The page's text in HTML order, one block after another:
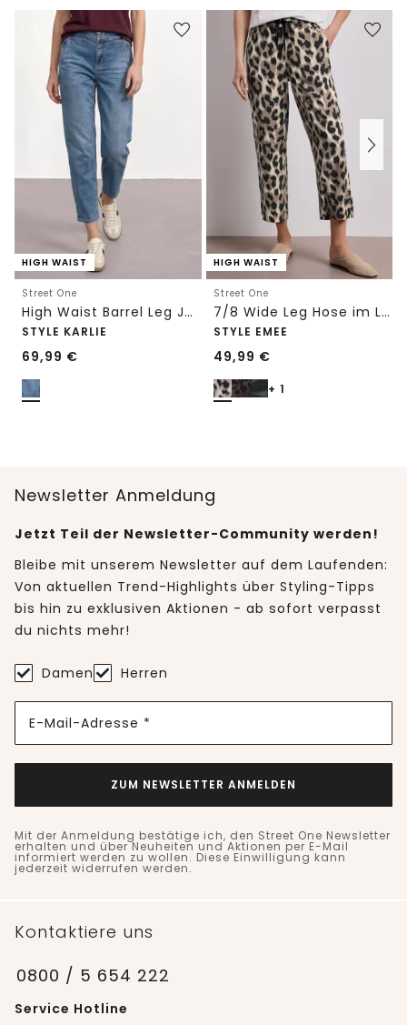
HIGH WAIST
Street One
High Waist Barrel Leg Jeans im Loose Fit
STYLE KARLIE
69,99 €
HIGH WAIST
Street One
7/8 Wide Leg Hose im Loose Fit mit Print
STYLE EMEE
49,99 €
+ 1
Newsletter Anmeldung
Jetzt Teil der Newsletter-Community werden!
Bleibe mit unserem Newsletter auf dem Laufenden:
Von aktuellen Trend-Highlights über Styling-Tipps
bis hin zu exklusiven Aktionen - ab sofort verpasst
du nichts mehr!
Damen Herren
E-Mail-Adresse *
ZUM NEWSLETTER ANMELDEN
Mit der Anmeldung bestätige ich, den Street One Newsletter
erhalten und über Neuheiten und Aktionen per E-Mail
informiert werden zu wollen. Diese Einwilligung kann
jederzeit widerrufen werden.
Kontaktiere uns
0800 / 5 654 222
Service Hotline